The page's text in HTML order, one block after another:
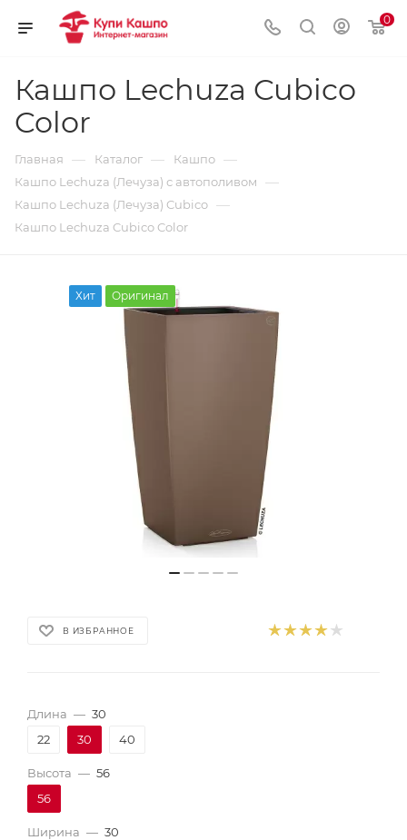
0
Кашпо Lechuza Cubico
Color
Главная — Каталог — Кашпо —
Кашпо Lechuza (Лечуза) с автополивом —
Кашпо Lechuza (Лечуза) Cubico —
Кашпо Lechuza Cubico Color
Хит Оригинал
В ИЗБРАННОЕ
Длина — 30
22
30 40
Высота — 56
56
Ширина — 30